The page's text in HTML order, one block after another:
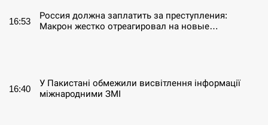
16:53
Россия должна заплатить за преступления:
Макрон жестко отреагировал на новые…
16:40
У Пакистані обмежили висвітлення інформації
міжнародними ЗМІ